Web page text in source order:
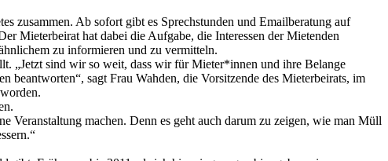
zusammen. Ab sofort gibt es Sprechstunden und Emailberatung auf
Mieterbeirat hat dabei die Aufgabe, die Interessen der Mietenden
zu informieren und zu vermitteln.
„Jetzt sind wir so weit, dass wir für Mieter*innen und ihre Belange
sagt Frau Wahden, die Vorsitzende des Mieterbeirats, im
Veranstaltung machen. Denn es geht auch darum zu zeigen, wie man Müll